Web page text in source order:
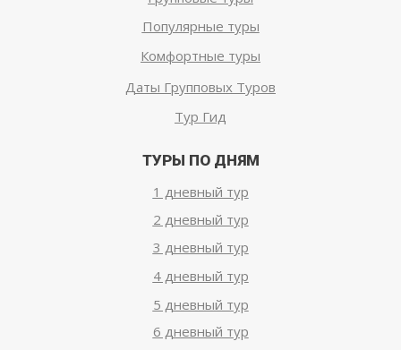
Популярные туры
Комфортные туры
Даты Групповых Туров
Тур Гид
ТУРЫ ПО ДНЯМ
1 дневный тур
2 дневный тур
3 дневный тур
4 дневный тур
5 дневный тур
6 дневный тур